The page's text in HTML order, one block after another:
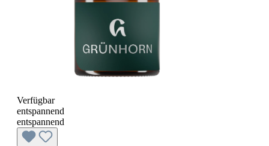
Verfügbar
entspannend
entspannend